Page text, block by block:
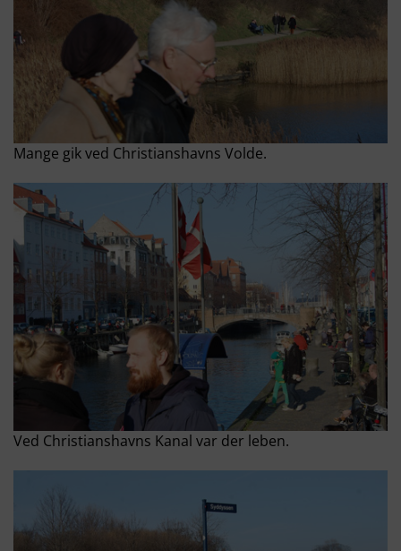
Mange gik ved Christianshavns Volde.
Ved Christianshavns Kanal var der leben.